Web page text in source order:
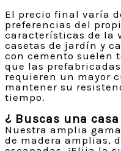
El precio final varía
preferencias del
características de la
casetas de jardín y
con cemento suelen
que las
requieren un mayor
mantener su
tiempo.
¿ Buscas una
Nuestra amplia
de madera amplias,